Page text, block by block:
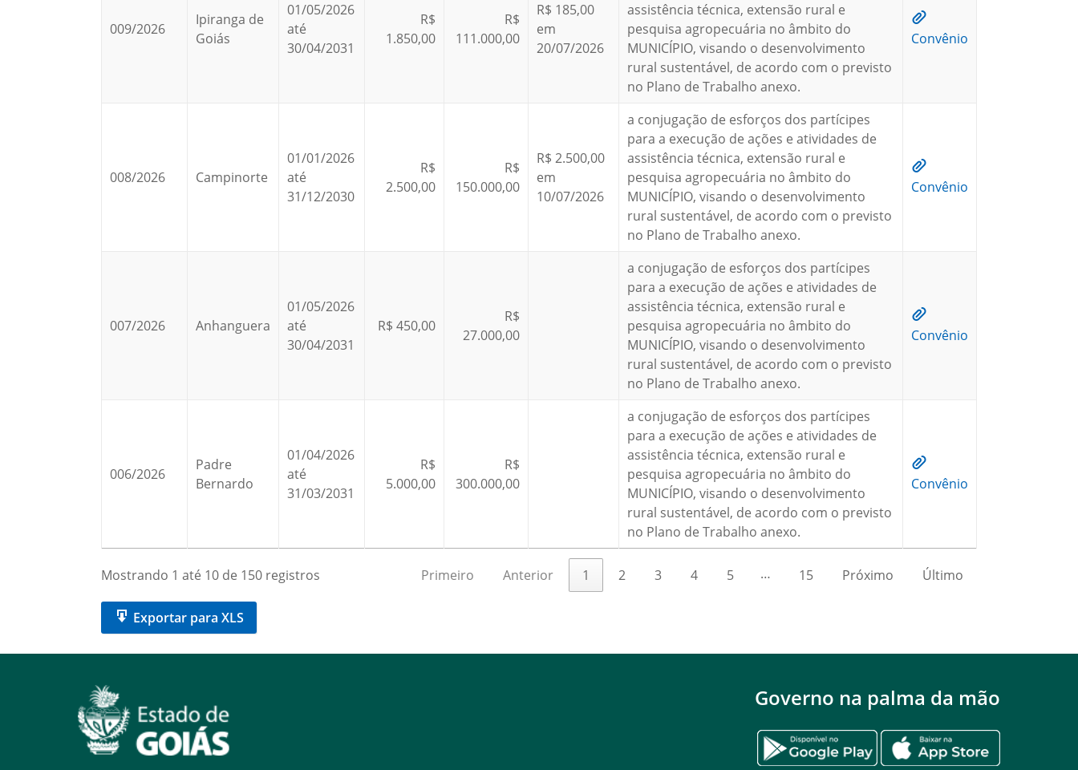
009/2026
Ipiranga de
Goiás
01/05/2026
até
30/04/2031
R$
1.850,00
R$
111.000,00
R$ 185,00
em
20/07/2026
assistência técnica, extensão rural e
pesquisa agropecuária no âmbito do
MUNICÍPIO, visando o desenvolvimento
rural sustentável, de acordo com o previsto
no Plano de Trabalho anexo.
Convênio
008/2026 Campinorte
01/01/2026
até
31/12/2030
R$
2.500,00
R$
150.000,00
R$ 2.500,00
em
10/07/2026
a conjugação de esforços dos partícipes
para a execução de ações e atividades de
assistência técnica, extensão rural e
pesquisa agropecuária no âmbito do
MUNICÍPIO, visando o desenvolvimento
rural sustentável, de acordo com o previsto
no Plano de Trabalho anexo.
Convênio
007/2026 Anhanguera
01/05/2026
até
30/04/2031
R$ 450,00
R$
27.000,00
a conjugação de esforços dos partícipes
para a execução de ações e atividades de
assistência técnica, extensão rural e
pesquisa agropecuária no âmbito do
MUNICÍPIO, visando o desenvolvimento
rural sustentável, de acordo com o previsto
no Plano de Trabalho anexo.
Convênio
006/2026
Padre
Bernardo
01/04/2026
até
31/03/2031
R$
5.000,00
R$
300.000,00
a conjugação de esforços dos partícipes
para a execução de ações e atividades de
assistência técnica, extensão rural e
pesquisa agropecuária no âmbito do
MUNICÍPIO, visando o desenvolvimento
rural sustentável, de acordo com o previsto
no Plano de Trabalho anexo.
Convênio
Mostrando 1 até 10 de 150 registros Primeiro Anterior 1 2 3 4 5 … 15 Próximo Último
Exportar para XLS
Governo na palma da mão